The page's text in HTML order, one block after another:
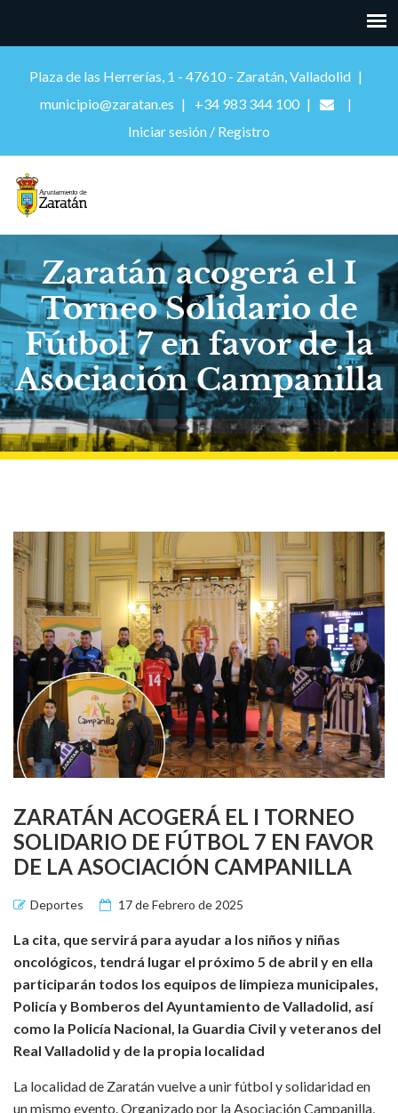
Plaza de las Herrerías, 1 - 47610 - Zaratán, Valladolid
municipio@zaratan.es
+34 983 344 100
Iniciar sesión / Registro
Zaratán acogerá el I
Torneo Solidario de
Fútbol 7 en favor de la
Asociación Campanilla
ZARATÁN ACOGERÁ EL I TORNEO
SOLIDARIO DE FÚTBOL 7 EN FAVOR
DE LA ASOCIACIÓN CAMPANILLA
Deportes 17 de Febrero de 2025
La cita, que servirá para ayudar a los niños y niñas
oncológicos, tendrá lugar el próximo 5 de abril y en ella
participarán todos los equipos de limpieza municipales,
Policía y Bomberos del Ayuntamiento de Valladolid, así
como la Policía Nacional, la Guardia Civil y veteranos del
Real Valladolid y de la propia localidad
La localidad de Zaratán vuelve a unir fútbol y solidaridad en
un mismo evento. Organizado por la Asociación Campanilla,